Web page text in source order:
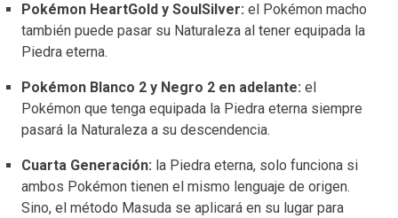
Pokémon HeartGold y SoulSilver: el Pokémon macho
también puede pasar su Naturaleza al tener equipada la
Piedra eterna.
Pokémon Blanco 2 y Negro 2 en adelante: el
Pokémon que tenga equipada la Piedra eterna siempre
pasará la Naturaleza a su descendencia.
Cuarta Generación: la Piedra eterna, solo funciona si
ambos Pokémon tienen el mismo lenguaje de origen.
Sino, el método Masuda se aplicará en su lugar para